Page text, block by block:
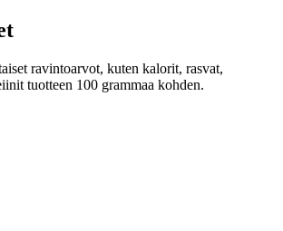
ravintoarvot, kuten kalorit, rasvat,
tuotteen 100 grammaa kohden.